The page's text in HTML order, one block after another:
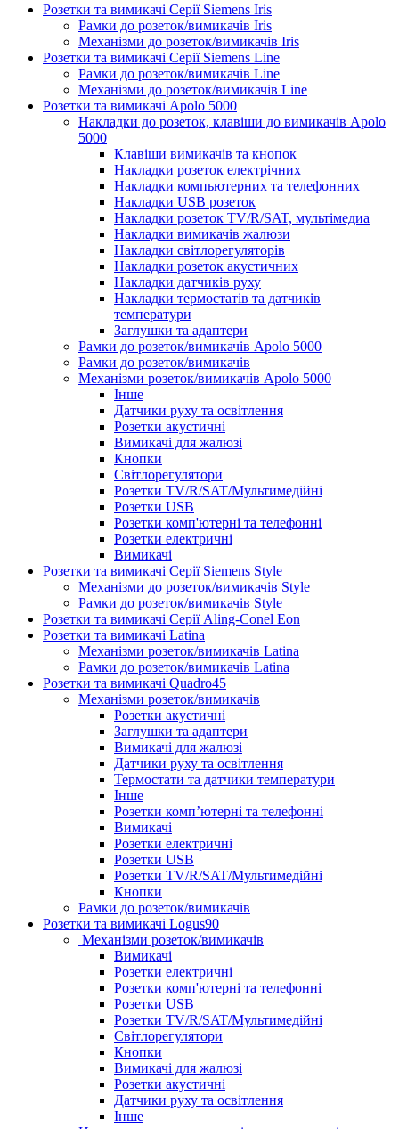
Розетки та вимикачі Серії Siemens Iris
Рамки до розеток/вимикачів Iris
Механізми до розеток/вимикачів Iris
Розетки та вимикачі Серії Siemens Line
Рамки до розеток/вимикачів Line
Механізми до розеток/вимикачів Line
Розетки та вимикачі Apolo 5000
Накладки до розеток, клавіши до вимикачів Apolo
5000
Клавіши вимикачів та кнопок
Накладки розеток електрічних
Накладки компьютерних та телефонних
Накладки USB розеток
Накладки розеток TV/R/SAT, мультімедиа
Накладки вимикачів жалюзи
Накладки світлорегуляторів
Накладки розеток акустичних
Накладки датчиків руху
Накладки термостатів та датчиків
температури
Заглушки та адаптери
Рамки до розеток/вимикачів Apolo 5000
Рамки до розеток/вимикачів
Механізми розеток/вимикачів Apolo 5000
Інше
Датчики руху та освітлення
Розетки акустичні
Вимикачі для жалюзі
Кнопки
Світлорегулятори
Розетки TV/R/SAT/Мультимедійні
Розетки USB
Розетки комп'ютерні та телефонні
Розетки електричні
Вимикачі
Розетки та вимикачі Серії Siemens Style
Механізми до розеток/вимикачів Style
Рамки до розеток/вимикачів Style
Розетки та вимикачі Серії Aling-Conel Eon
Розетки та вимикачі Latina
Механізми розеток/вимикачів Latina
Рамки до розеток/вимикачів Latina
Розетки та вимикачі Quadro45
Механізми розеток/вимикачів
Розетки акустичні
Заглушки та адаптери
Вимикачі для жалюзі
Датчики руху та освітлення
Термостати та датчики температури
Інше
Розетки комп’ютерні та телефонні
Вимикачі
Розетки електричні
Розетки USB
Розетки TV/R/SAT/Мультимедійні
Кнопки
Рамки до розеток/вимикачів
Розетки та вимикачі Logus90
Механізми розеток/вимикачів
Вимикачі
Розетки електричні
Розетки комп'ютерні та телефонні
Розетки USB
Розетки TV/R/SAT/Мультимедійні
Світлорегулятори
Кнопки
Вимикачі для жалюзі
Розетки акустичні
Датчики руху та освітлення
Інше